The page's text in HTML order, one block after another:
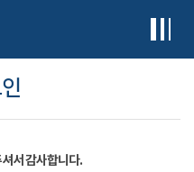
서 감사합니다.